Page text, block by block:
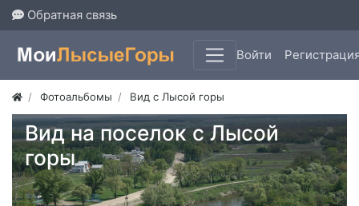
Обратная связь
Войти
Фотоальбомы Вид с Лысой горы
Вид на поселок с Лысой
горы